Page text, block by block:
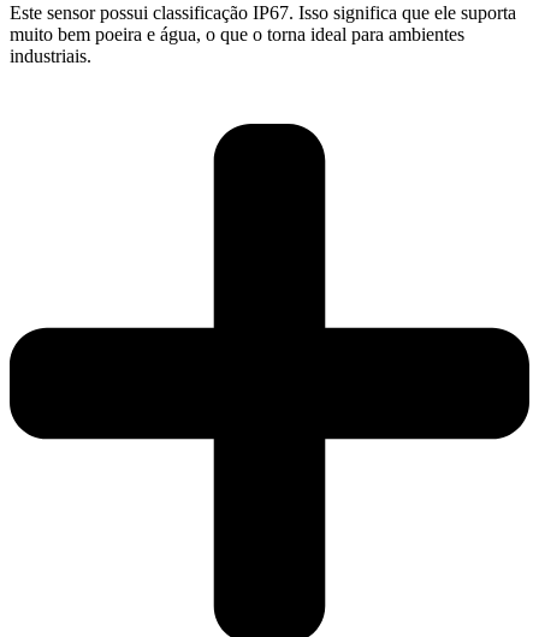
Este sensor possui classificação IP67. Isso significa que ele suporta
muito bem poeira e água, o que o torna ideal para ambientes
industriais.